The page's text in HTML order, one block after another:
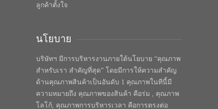
ลูกค้าตั้งใจ
นโยบาย
บริษัทฯ มีการบริหารงานภายใต้นโยบาย “คุณภาพ
สำหรับเรา สำคัญที่สุด” โดยมีการให้ความสำคัญ
ด้านคุณภาพสินค้าเป็นอันดับ 1 คุณภาพในทีนี้มี
ความหมายถึง คุณภาพของสินค้า คือร่ม , คุณภาพ
โลโก้, คุณภาพการบริหารเวลา คือการตรงต่อ